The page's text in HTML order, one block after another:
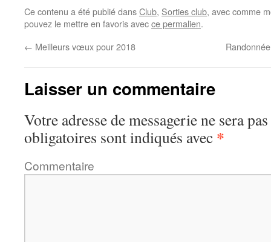
Ce contenu a été publié dansClub, Sorties club, avec comme
pouvez le mettre en favoris avecce permalien.
← Meilleurs vœux pour 2018
Laisser un commentaire
Votre adresse de messagerie ne sera
obligatoires sont indiqués avec *
Commentaire